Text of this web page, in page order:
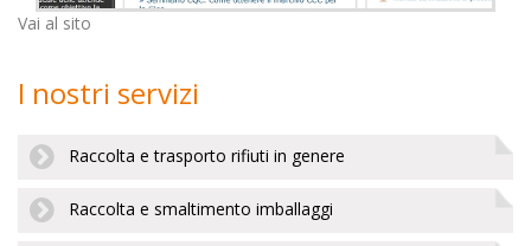
Vai al sito
I nostri servizi
Raccolta e trasporto rifiuti in genere
Raccolta e smaltimento imballaggi